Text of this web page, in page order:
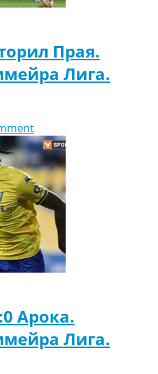
Прая.
Лига.
Арока.
Лига.